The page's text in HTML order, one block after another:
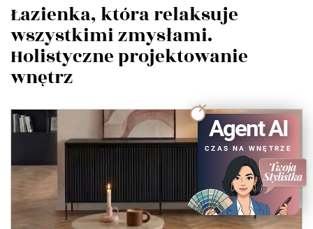
Łazienka, która relaksuje
wszystkimi zmysłami.
Holistyczne projektowanie
wnętrz
Agent AI
CZAS NA WNĘTRZE